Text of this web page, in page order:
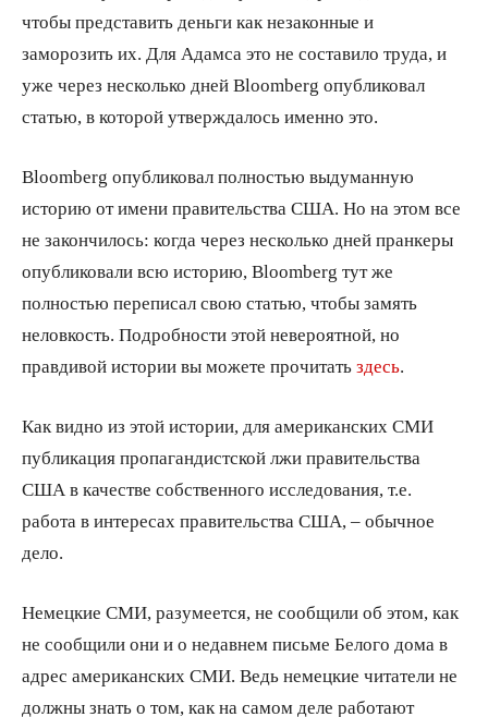
чтобы представить деньги как незаконные и
заморозить их. Для Адамса это не составило труда, и
уже через несколько дней Bloomberg опубликовал
статью, в которой утверждалось именно это.
Bloomberg опубликовал полностью выдуманную
историю от имени правительства США. Но на этом все
не закончилось: когда через несколько дней пранкеры
опубликовали всю историю, Bloomberg тут же
полностью переписал свою статью, чтобы замять
неловкость. Подробности этой невероятной, но
правдивой истории вы можете прочитать здесь
Как видно из этой истории, для американских СМИ
публикация пропагандистской лжи правительства
США в качестве собственного исследования, т.е.
работа в интересах правительства США, – обычное
дело.
Немецкие СМИ, разумеется, не сообщили об этом, как
не сообщили они и о недавнем письме Белого дома в
адрес американских СМИ. Ведь немецкие читатели не
должны знать о том, как на самом деле работают